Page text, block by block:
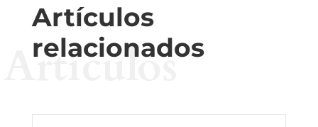
Artículos
relacionados
Artículos